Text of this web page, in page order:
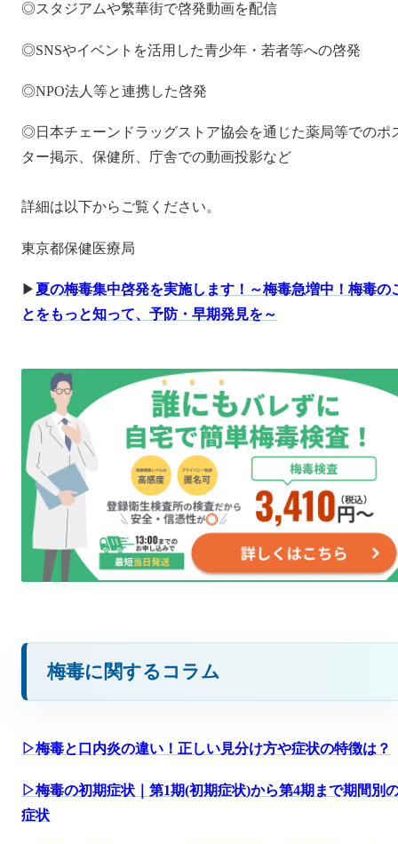
◎スタジアムや繁華街で啓発動画を配信
◎SNSやイベントを活用した青少年・若者等への啓発
◎NPO法人等と連携した啓発
◎日本チェーンドラッグストア協会を通じた薬局等でのポ
ター掲示、保健所、庁舎での動画投影など
詳細は以下からご覧ください。
東京都保健医療局
▶夏の梅毒集中啓発を実施します！～梅毒急増中！梅毒の
とをもっと知って、予防・早期発見を～
梅毒に関するコラム
▷梅毒と口内炎の違い！正しい見分け方や症状の特徴は？
▷梅毒の初期症状｜第1期(初期症状)から第4期まで期間別
症状